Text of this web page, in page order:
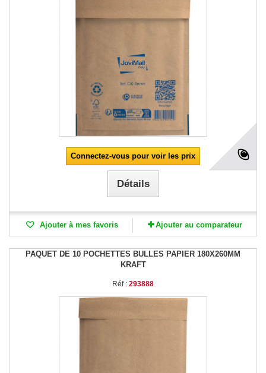
Connectez-vous pour voir les prix
Détails
Ajouter à mes favoris Ajouter au comparateur
PAQUET DE 10 POCHETTES BULLES PAPIER 180X260MM
KRAFT
Réf : 293888